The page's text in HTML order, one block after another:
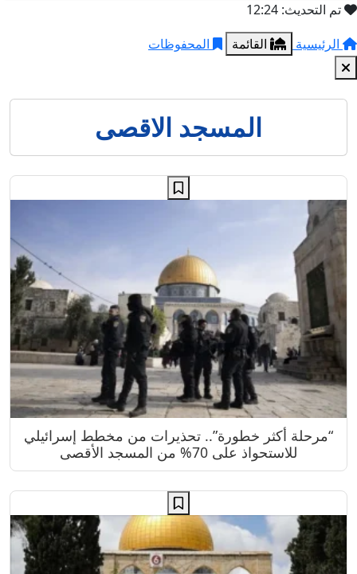
تم التحديث: 12:24
الرئيسية
القائمة المحفوظات
المسجد الاقصى
“مرحلة أكثر خطورة”.. تحذيرات من مخطط إسرائيلي
للاستحواذ على 70% من المسجد الأقصى